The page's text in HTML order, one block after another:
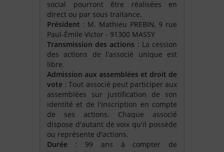
social pourront être réalisées en
direct ou par sous traitance.
Président : M. Mathieu PREBIN, 9 rue
Paul-Émile Victor - 91300 MASSY
Transmission des actions : La cession
des actions de l'associé unique est
libre.
Admission aux assemblées et droit de
vote : Tout associé peut participer aux
assemblées sur justification de son
identité et de l'inscription en compte
de ses actions. Chaque associé
dispose d'autant de voix qu'il possède
ou représente d'actions.
Durée : 99 ans à compter de